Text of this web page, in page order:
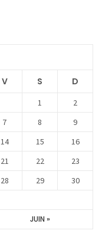
V S D
JUIN »
1
2
7 8
9
14 15
16
21 22
23
28 29
30